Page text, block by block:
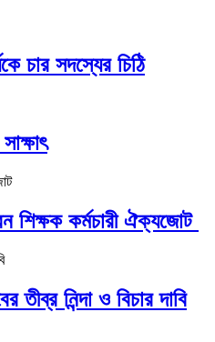
চার সদস্যের চিঠি
শিক্ষক কর্মচারী ঐক্যজোট
তীব্র নিন্দা ও বিচার দাবি